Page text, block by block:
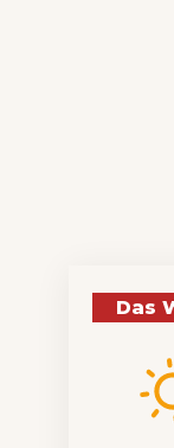
Das